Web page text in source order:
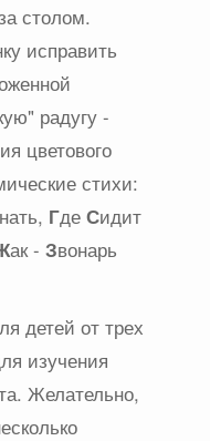
столом.
исправить
радугу -
цветового
стихи:
нать, Где Сидит
ак - Звонарь
детей от трех
изучения
Желательно,